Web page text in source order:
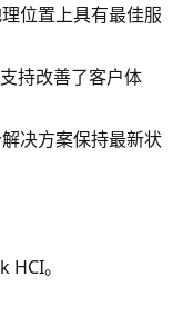
位置上具有最佳服
持改善了客户体
决方案保持最新状
。